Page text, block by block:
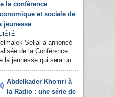
la conférence
et sociale de
jeunesse
Sellal a annoncé
de la Conférence
la jeunesse qui sera un...
Abdelkader Khomri à
la Radio : une série de